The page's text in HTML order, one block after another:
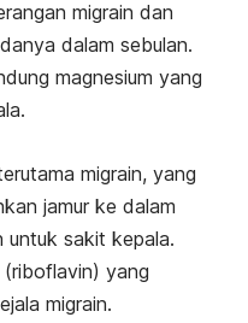
migrain dan
dalam sebulan.
magnesium yang
migrain, yang
jamur ke dalam
untuk sakit kepala.
(riboflavin) yang
migrain.